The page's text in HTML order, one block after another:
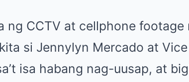
ng CCTV at cellphone footage
si Jennylyn Mercado at
isa habang nag-uusap, at